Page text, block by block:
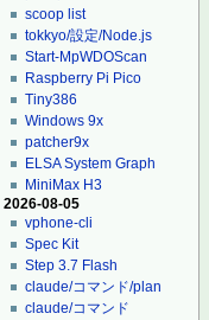
scoop list
tokkyo/設定/Node.js
Start-MpWDOScan
Raspberry Pi Pico
Tiny386
Windows 9x
patcher9x
ELSA System Graph
MiniMax H3
2026-08-05
vphone-cli
Spec Kit
Step 3.7 Flash
claude/コマンド/plan
claude/コマンド